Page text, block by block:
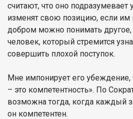
считают, что оно подразумевает
изменят свою позицию, если им
добром можно понимать
человек, который стремится
совершить плохой поступок.
Мне импонирует его убеждение,
– это компетентность». По
возможна тогда, когда каждый
он компетентен.